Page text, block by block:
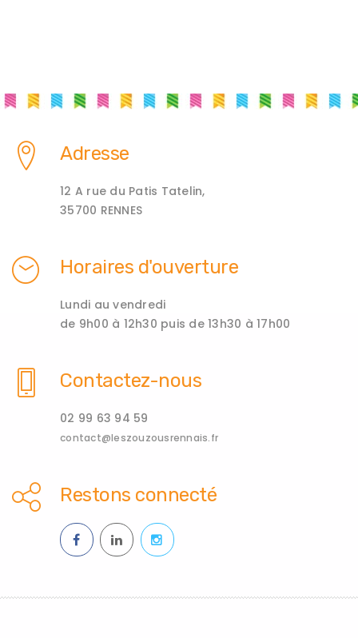
Adresse
12 A rue du Patis Tatelin,
35700 RENNES
Horaires d'ouverture
Lundi au vendredi
de 9h00 à 12h30 puis de 13h30 à 17h00
Contactez-nous
02 99 63 94 59
contact@leszouzousrennais.fr
Restons connecté